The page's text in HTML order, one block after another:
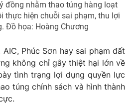
Thị Mỹ Hạnh, Phạm Quốc Thắng,
024.66 897 897
đồng nhằm thao túng hàng loạt
thực hiện chuỗi sai phạm, thu lợi
Đồ họa: Hoàng Chương
Phúc Sơn hay sai phạm đất
không chỉ gây thiệt hại lớn về
tình trạng lợi dụng quyền lực
túng chính sách và hình thành